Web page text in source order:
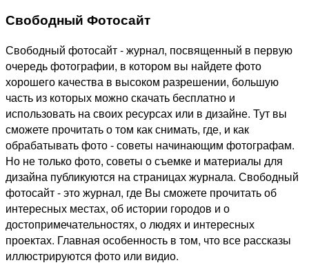
Свободный Фотосайт
Свободный фотосайт - журнал, посвященный в первую
очередь фотографии, в котором вы найдете фото
хорошего качества в высоком разрешении, большую
часть из которых можно скачать бесплатно и
использовать на своих ресурсах или в дизайне. Тут вы
сможете прочитать о том как снимать, где, и как
обрабатывать фото - советы начинающим фотографам.
Но не только фото, советы о съемке и материалы для
дизайна публикуются на страницах журнала. Свободный
фотосайт - это журнал, где Вы сможете прочитать об
интересных местах, об истории городов и о
достопримечательностях, о людях и интересных
проектах. Главная особенность в том, что все рассказы
иллюстрируются фото или видио.